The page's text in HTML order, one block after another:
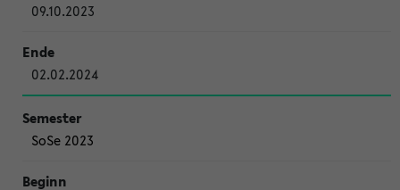
09.10.2023
02.02.2024
SoSe 2023